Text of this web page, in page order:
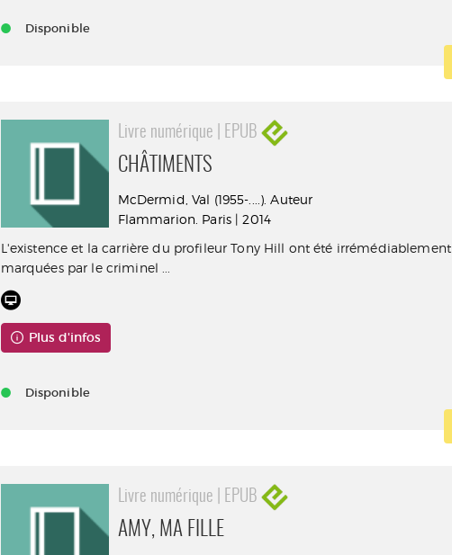
Disponible
Livre numérique | EPUB
CHÂTIMENTS
McDermid, Val (1955-....). Auteur
Flammarion. Paris | 2014
L'existence et la carrière du profileur Tony Hill ont été irrémédiablement
marquées par le criminel ...
Plus d'infos
Disponible
Livre numérique | EPUB
AMY, MA FILLE